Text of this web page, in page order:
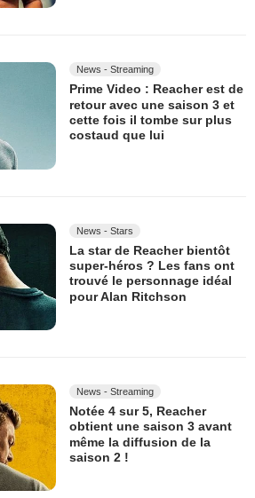
News - Streaming
Prime Video : Reacher est de
retour avec une saison 3 et
cette fois il tombe sur plus
costaud que lui
News - Stars
La star de Reacher bientôt
super-héros ? Les fans ont
trouvé le personnage idéal
pour Alan Ritchson
News - Streaming
Notée 4 sur 5, Reacher
obtient une saison 3 avant
même la diffusion de la
saison 2 !